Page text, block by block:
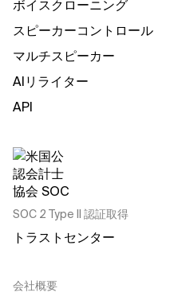
ボイスクローニング
スピーカーコントロール
マルチスピーカー
AIリライター
API
SOC 2 Type II 認証取得
トラストセンター
会社概要